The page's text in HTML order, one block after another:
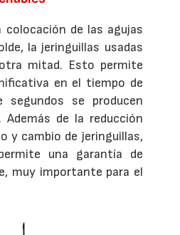
colocación de las agujas
la jeringuillas usadas
mitad. Esto permite
en el tiempo de
segundos se producen
Además de la reducción
y cambio de jeringuillas,
una garantía de
muy importante para el